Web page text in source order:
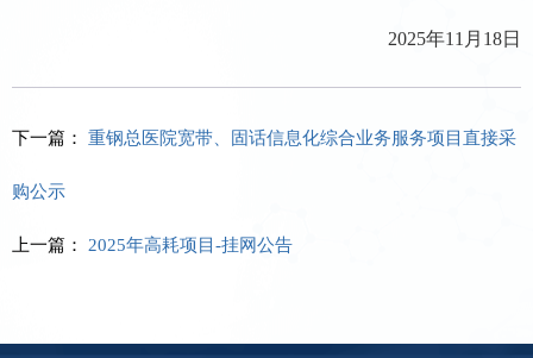
2025年11 月 18日
下一篇： 重钢总医院宽带、固话信息化综合业务服务项目直接采
购公示
上一篇： 2025年高耗项目-挂网公告